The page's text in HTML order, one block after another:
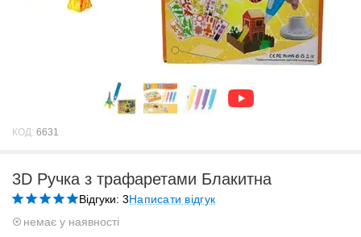
КОД: 6631
3D Ручка з трафаретами Блакитна
Відгуки: 3Написати відгук
немає у наявності